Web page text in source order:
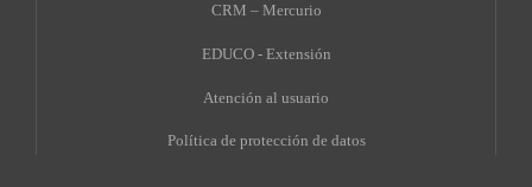
CRM – Mercurio
EDUCO - Extensión
Atención al usuario
Política de protección de datos